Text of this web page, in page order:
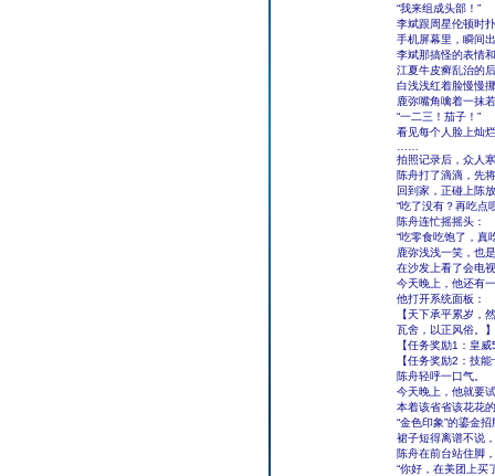
“我来组成头部！”
李斌跟周星伦顿时
手机屏幕里，瞬间
李斌那搞怪的表情
江夏牛皮癣乱治的
白浅浅红着脸慢慢
鹿弥嘴角噙着一抹
“一二三！茄子！”
看见每个人脸上灿
拍照记录后，众人
陈舟打了滴滴，先
回到家，正碰上陈
“吃了没有？再吃点
陈舟连忙摇摇头：
“吃零食吃饱了，真
鹿弥浅浅一笑，也
在沙发上看了会电
今天晚上，他还有
他打开系统面板：
【天下承平累岁，
瓦舍，以正风俗。】
【任务奖励1：皇
【任务奖励2：技
陈舟轻呼一口气。
今天晚上，他就要
本着该省省该花花
“金色印象”的鎏金
裙子短得离谱不说
陈舟在前台站住脚
“你好，在美团上买